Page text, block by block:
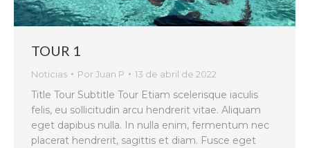
TOUR 1
Noticias PorJuan P 13 de abril de 2022
Title Tour Subtitle Tour Etiam scelerisque iaculis
felis, eu sollicitudin arcu hendrerit vitae. Aliquam
eget dapibus nulla. In nulla enim, fermentum nec
placerat hendrerit, sagittis et diam. Fusce eget